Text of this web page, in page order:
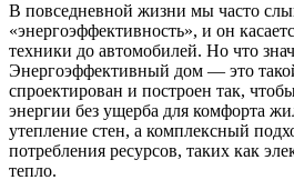
В повседневной жизни мы часто
«энергоэффективность», и он
техники до автомобилей. Но что
Энергоэффективный дом — это
спроектирован и построен так,
энергии без ущерба для комфорта
утепление стен, а комплексный
потребления ресурсов, таких как
тепло.